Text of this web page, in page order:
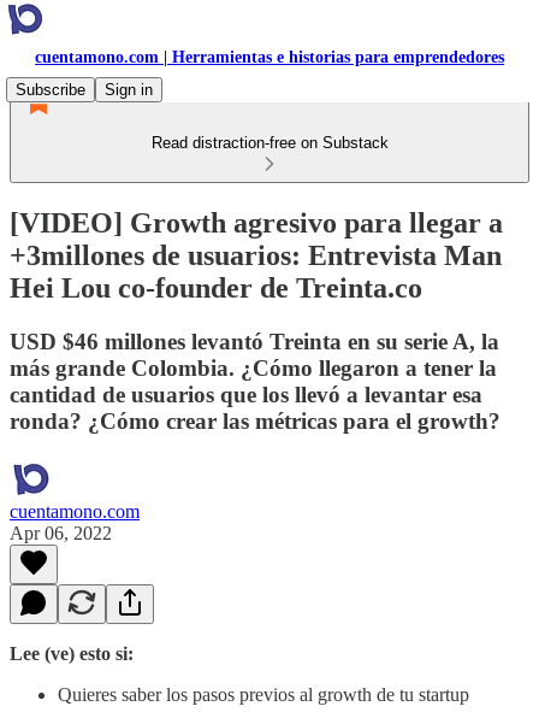
cuentamono.com | Herramientas e historias para emprendedores
Subscribe
Sign in
Read distraction-free on Substack
[VIDEO] Growth agresivo para llegar a
+3millones de usuarios: Entrevista Man
Hei Lou co-founder de Treinta.co
USD $46 millones levantó Treinta en su serie A, la
más grande Colombia. ¿Cómo llegaron a tener la
cantidad de usuarios que los llevó a levantar esa
ronda? ¿Cómo crear las métricas para el growth?
cuentamono.com
Apr 06, 2022
Lee (ve) esto si:
Quieres saber los pasos previos al growth de tu startup